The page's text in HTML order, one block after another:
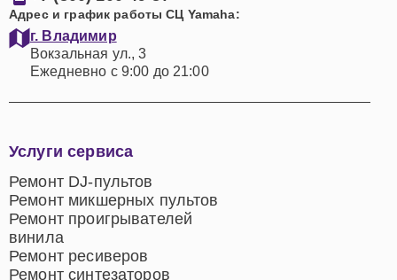
Адрес и график работы СЦ Yamaha:
г. Владимир
Вокзальная ул., 3
Ежедневно с 9:00 до 21:00
Услуги сервиса
Ремонт DJ-пультов
Ремонт микшерных пультов
Ремонт проигрывателей
винила
Ремонт ресиверов
Ремонт синтезаторов